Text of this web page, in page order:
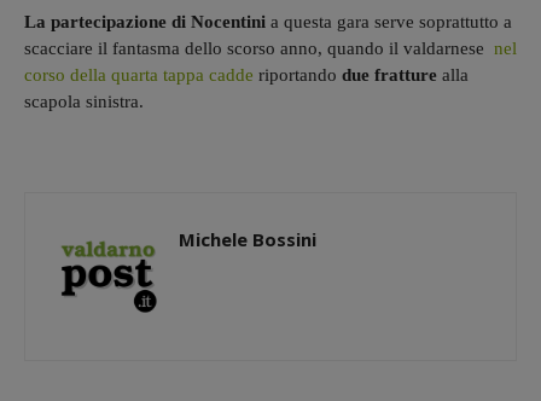
La partecipazione di Nocentini a questa gara serve soprattutto a
scacciare il fantasma dello scorso anno, quando il valdarnese nel
corso della quarta tappa cadde riportando due fratture alla
scapola sinistra.
Michele Bossini